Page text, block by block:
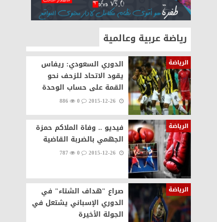
رياضة عربية وعالمية
الرياضة
الدوري السعودي: ريفاس
يقود الاتحاد للزحف نحو
القمة على حساب الوحدة
0
886
الرياضة
فيديو .. وفاة الملاكم حمزة
الجهمي بالضربة القاضية
0
787
الرياضة
صراع "هداف الشتاء" في
الدوري الإسباني يشتعل في
الجولة الأخيرة